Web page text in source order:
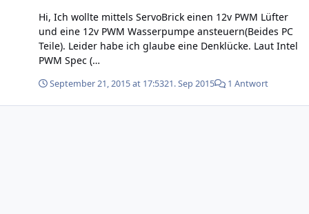
Hi, Ich wollte mittels ServoBrick einen 12v PWM Lüfter
und eine 12v PWM Wasserpumpe ansteuern(Beides PC
Teile). Leider habe ich glaube eine Denklücke. Laut Intel
PWM Spec (
ire_PWM_Spec.pdf ) Soll eine Frequenz von 25khz sein
also eine Periodendauer von 40mikosek, leider weiss ich
September 21, 2015 at 17:5321. Sep 2015 1 Antwort